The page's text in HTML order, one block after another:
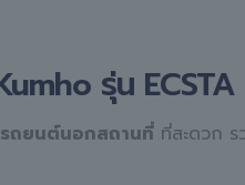
รุ่น
ถยนต์นอกสถานที่ ที่สะดวก ร